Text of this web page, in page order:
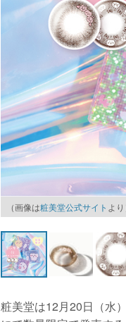
（画像は粧美堂公式サイト より
粧美堂は12月20日（水